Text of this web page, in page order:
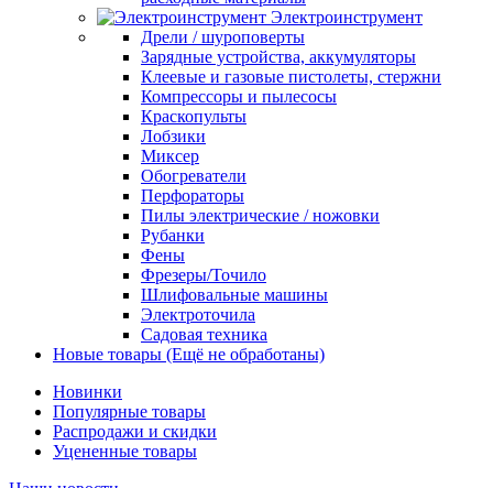
Электроинструмент
Дрели / шуроповерты
Зарядные устройства, аккумуляторы
Клеевые и газовые пистолеты, стержни
Компрессоры и пылесосы
Краскопульты
Лобзики
Миксер
Обогреватели
Перфораторы
Пилы электрические / ножовки
Рубанки
Фены
Фрезеры/Точило
Шлифовальные машины
Электроточила
Садовая техника
Новые товары (Ещё не обработаны)
Новинки
Популярные товары
Распродажи и скидки
Уцененные товары